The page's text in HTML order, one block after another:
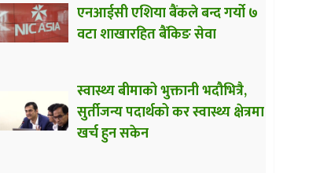
एनआईसी एशिया बैंकले बन्द गर्यो ७
वटा शाखारहित बैंकिङ सेवा
स्वास्थ्य बीमाको भुक्तानी भदौभित्रै,
सुर्तीजन्य पदार्थको कर स्वास्थ्य क्षेत्रमा
खर्च हुन सकेन